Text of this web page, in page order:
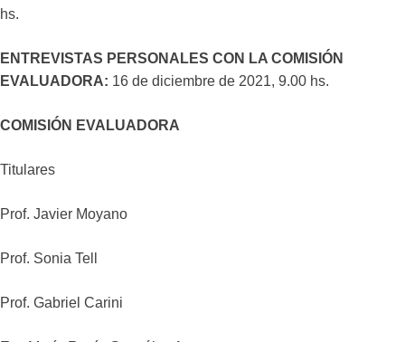
hs.
ENTREVISTAS PERSONALES CON LA COMISIÓN
EVALUADORA: 16 de diciembre de 2021, 9.00 hs.
COMISIÓN EVALUADORA
Titulares
Prof. Javier Moyano
Prof. Sonia Tell
Prof. Gabriel Carini